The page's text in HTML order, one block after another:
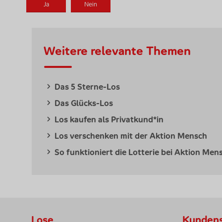
Weitere relevante Themen
Das 5 Sterne-Los
Das Glücks-Los
Los kaufen als Privatkund*in
Los verschenken mit der Aktion Mensch
So funktioniert die Lotterie bei Aktion